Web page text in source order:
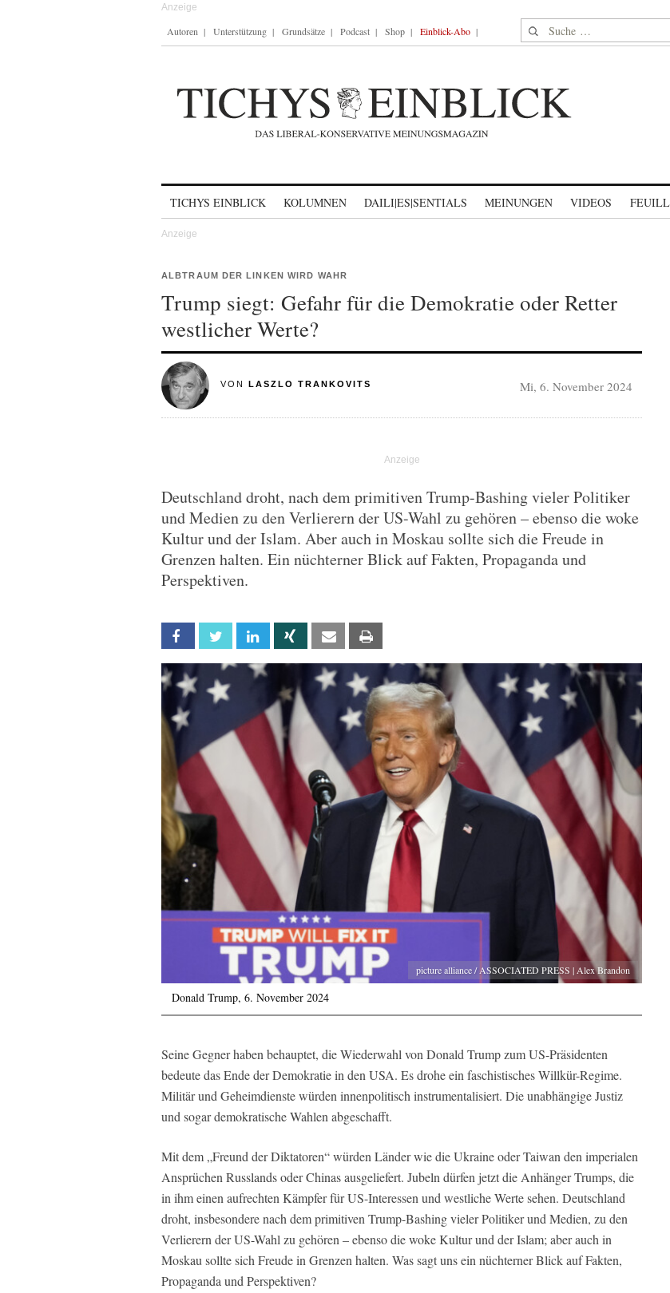
Autoren Unterstützung Grundsätze Podcast Shop Einblick-Abo Suche nach:
TICHYS EINBLICK KOLUMNEN DAILI|ES|SENTIALS MEINUNGEN VIDEOS
ALBTRAUM DER LINKEN WIRD WAHR
Trump siegt: Gefahr für die Demokratie oder Retter
westlicher Werte?
VON LASZLO TRANKOVITS Mi, 6. November 2024
Deutschland droht, nach dem primitiven Trump-Bashing vieler Politiker
und Medien zu den Verlierern der US-Wahl zu gehören – ebenso die woke
Kultur und der Islam. Aber auch in Moskau sollte sich die Freude in
Grenzen halten. Ein nüchterner Blick auf Fakten, Propaganda und
Perspektiven.
Facebook Twitter Linkedin Xing Email
picture alliance / ASSOCIATED PRESS | Alex Brandon
Donald Trump, 6. November 2024
Seine Gegner haben behauptet, die Wiederwahl von Donald Trump zum US-Präsidenten
bedeute das Ende der Demokratie in den USA. Es drohe ein faschistisches Willkür-Regime.
Militär und Geheimdienste würden innenpolitisch instrumentalisiert. Die unabhängige Justiz
und sogar demokratische Wahlen abgeschafft.
Mit dem „Freund der Diktatoren“ würden Länder wie die Ukraine oder Taiwan den imperialen
Ansprüchen Russlands oder Chinas ausgeliefert. Jubeln dürfen jetzt die Anhänger Trumps, die
in ihm einen aufrechten Kämpfer für US-Interessen und westliche Werte sehen. Deutschland
droht, insbesondere nach dem primitiven Trump-Bashing vieler Politiker und Medien, zu den
Verlierern der US-Wahl zu gehören – ebenso die woke Kultur und der Islam; aber auch in
Moskau sollte sich Freude in Grenzen halten. Was sagt uns ein nüchterner Blick auf Fakten,
Propaganda und Perspektiven?